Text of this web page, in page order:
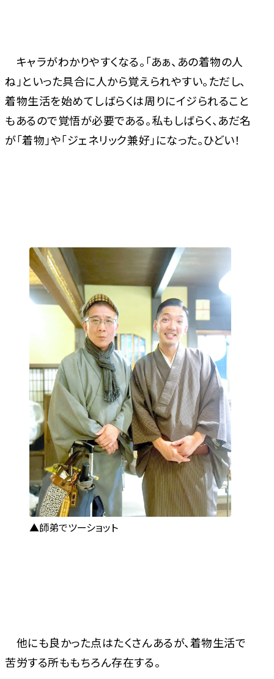
キャラがわかりやすくなる。「あぁ、あの着物の人
ね」といった具合に人から覚えられやすい。ただし、
着物生活を始めてしばらくは周りにイジられること
もあるので覚悟が必要である。私もしばらく、あだ名
が「着物」や「ジェネリック兼好」になった。ひどい！
師弟でツーショット
他にも良かった点はたくさんあるが、着物生活で
苦労する所ももちろん存在する。